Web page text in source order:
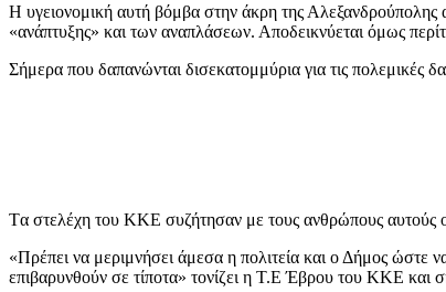
Η υγειονομική αυτή βόμβα στην άκρη της Αλεξανδρούπολης
«ανάπτυξης» και των αναπλάσεων. Αποδεικνύεται όμως
Σήμερα που δαπανώνται δισεκατομμύρια για τις πολεμικές
Tα στελέχη του ΚΚΕ συζήτησαν με τους ανθρώπους αυτούς
«Πρέπει να μεριμνήσει άμεσα η πολιτεία και ο Δήμος ώστε
επιβαρυνθούν σε τίποτα» τονίζει η Τ.Ε Έβρου του ΚΚΕ και